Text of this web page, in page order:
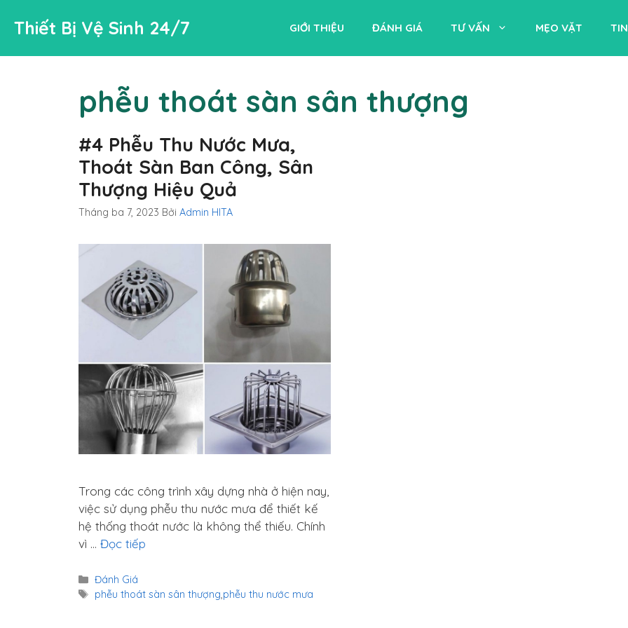
đến
dung
Thiết Bị Vệ Sinh 24/7 GIỚI THIỆU ĐÁNH GIÁ TƯ VẤN MẸO VẶT
phễu thoát sàn sân thượng
#4 Phễu Thu Nước Mưa,
Thoát Sàn Ban Công, Sân
Thượng Hiệu Quả
Tháng ba 7, 2023 Bởi Admin HITA
Trong các công trình xây dựng nhà ở hiện nay,
việc sử dụng phễu thu nước mưa để thiết kế
hệ thống thoát nước là không thể thiếu. Chính
vì … Đọc tiếp
Danh
mục
Đánh Giá
Thẻ
phễu thoát sàn sân thượng,phễu thu nước mưa